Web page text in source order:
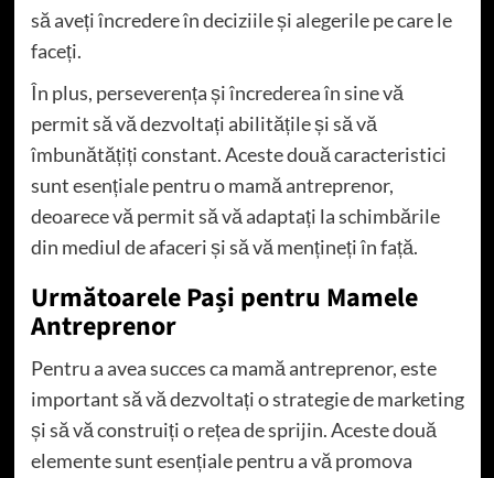
să aveți încredere în deciziile și alegerile pe care le
faceți.
În plus, perseverența și încrederea în sine vă
permit să vă dezvoltați abilitățile și să vă
îmbunătățiți constant. Aceste două caracteristici
sunt esențiale pentru o mamă antreprenor,
deoarece vă permit să vă adaptați la schimbările
din mediul de afaceri și să vă mențineți în față.
Următoarele Pași pentru Mamele
Antreprenor
Pentru a avea succes ca mamă antreprenor, este
important să vă dezvoltați o strategie de marketing
și să vă construiți o rețea de sprijin. Aceste două
elemente sunt esențiale pentru a vă promova